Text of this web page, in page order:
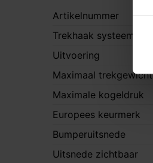
Artikelnummer
Trekhaak systeem
Uitvoering
Maximaal trekgewicht
Maximale kogeldruk
Europees keurmerk
Bumperuitsnede
Uitsnede zichtbaar